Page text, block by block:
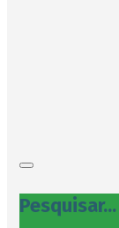
Pesquisar...